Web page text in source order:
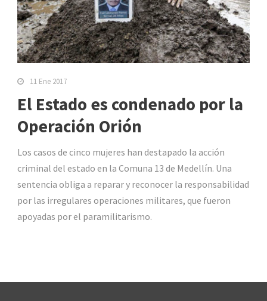
11 Ene 2017
El Estado es condenado por la
Operación Orión
Los casos de cinco mujeres han destapado la acción
criminal del estado en la Comuna 13 de Medellín. Una
sentencia obliga a reparar y reconocer la responsabilidad
por las irregulares operaciones militares, que fueron
apoyadas por el paramilitarismo.